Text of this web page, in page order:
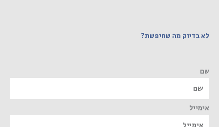
לא בדיוק מה שחיפשת?
שם
אימייל